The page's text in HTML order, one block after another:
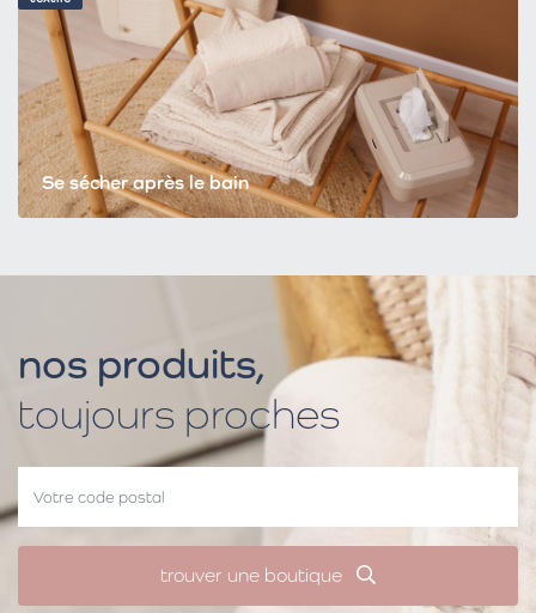
Se sécher après le bain
nos produits,
toujours proches
trouver une boutique